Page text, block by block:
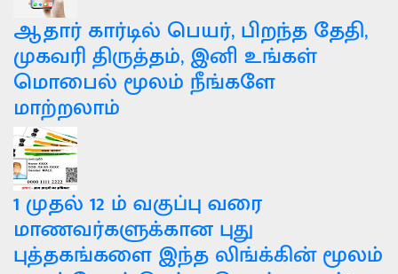
ஆதார் கார்டில் பெயர், பிறந்த தேதி,
முகவரி திருத்தம், இனி உங்கள்
மொபைல் மூலம் நீங்களே
மாற்றலாம்
1 முதல் 12 ம் வகுப்பு வரை
மாணவர்களுக்கான புது
புத்தகங்களை இந்த லிங்க்கின் மூலம்